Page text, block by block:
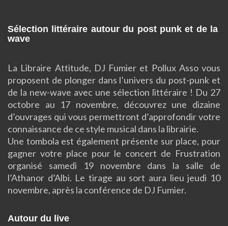
Sélection littéraire autour du post punk et de la
wave
La Libraire Attitude, DJ Fumier et Pollux Asso vous
proposent de plonger dans l’univers du post-punk et
de la new-wave avec une sélection littéraire ! Du 27
octobre au 17 novembre, découvrez une dizaine
d’ouvrages qui vous permettront d’approfondir votre
connaissance de ce style musical dans la librairie.
Une tombola est également présente sur place, pour
gagner votre place pour le concert de Frustration
organisé samedi 19 novembre dans la salle de
l’Athanor d’Albi. Le tirage au sort aura lieu jeudi 10
novembre, après la conférence de DJ Fumier.
Autour du live